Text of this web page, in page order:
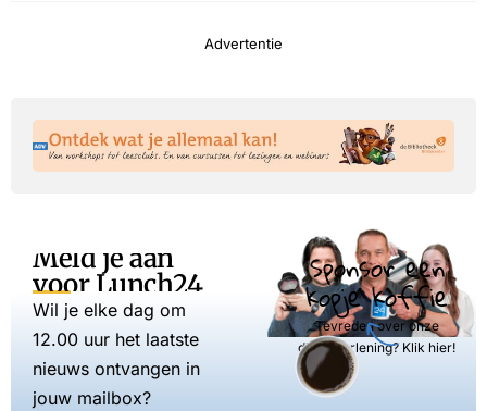
Advertentie
Meld je aan
voor Lunch24
Wil je elke dag om
12.00 uur het laatste
nieuws ontvangen in
jouw mailbox?
Sponsor een
kopje koffie
Tevreden over onze
dienstverlening? Klik hier!